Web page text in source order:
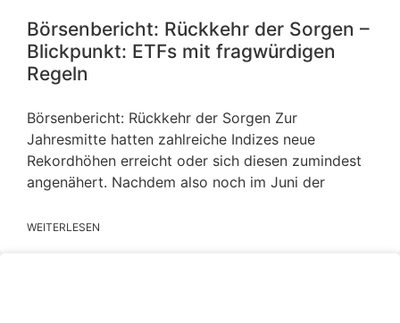
Börsenbericht: Rückkehr der Sorgen –
Blickpunkt: ETFs mit fragwürdigen
Regeln
Börsenbericht: Rückkehr der Sorgen Zur
Jahresmitte hatten zahlreiche Indizes neue
Rekordhöhen erreicht oder sich diesen zumindest
angenähert. Nachdem also noch im Juni der
WEITERLESEN